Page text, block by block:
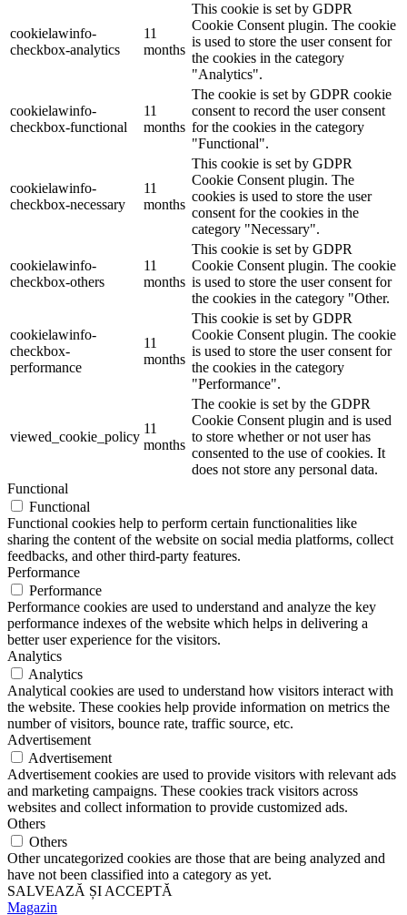
cookielawinfo-
checkbox-analytics
11
months
This cookie is set by GDPR
Cookie Consent plugin. The cookie
is used to store the user consent for
the cookies in the category
"Analytics".
cookielawinfo-
checkbox-functional
11
months
The cookie is set by GDPR cookie
consent to record the user consent
for the cookies in the category
"Functional".
cookielawinfo-
checkbox-necessary
11
months
This cookie is set by GDPR
Cookie Consent plugin. The
cookies is used to store the user
consent for the cookies in the
category "Necessary".
cookielawinfo-
checkbox-others
11
months
This cookie is set by GDPR
Cookie Consent plugin. The cookie
is used to store the user consent for
the cookies in the category "Other.
cookielawinfo-
checkbox-
performance
11
months
This cookie is set by GDPR
Cookie Consent plugin. The cookie
is used to store the user consent for
the cookies in the category
"Performance".
viewed_cookie_policy
11
months
The cookie is set by the GDPR
Cookie Consent plugin and is used
to store whether or not user has
consented to the use of cookies. It
does not store any personal data.
Functional
Functional
Functional cookies help to perform certain functionalities like
sharing the content of the website on social media platforms, collect
feedbacks, and other third-party features.
Performance
Performance
Performance cookies are used to understand and analyze the key
performance indexes of the website which helps in delivering a
better user experience for the visitors.
Analytics
Analytics
Analytical cookies are used to understand how visitors interact with
the website. These cookies help provide information on metrics the
number of visitors, bounce rate, traffic source, etc.
Advertisement
Advertisement
Advertisement cookies are used to provide visitors with relevant ads
and marketing campaigns. These cookies track visitors across
websites and collect information to provide customized ads.
Others
Others
Other uncategorized cookies are those that are being analyzed and
have not been classified into a category as yet.
SALVEAZĂ ȘI ACCEPTĂ
Magazin